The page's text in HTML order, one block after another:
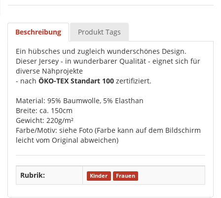
Beschreibung Produkt Tags
Ein hübsches und zugleich wunderschönes Design.
Dieser Jersey - in wunderbarer Qualität - eignet sich für
diverse Nähprojekte
- nach ÖKO-TEX Standart 100 zertifiziert.
Material: 95% Baumwolle, 5% Elasthan
Breite: ca. 150cm
Gewicht: 220g/m²
Farbe/Motiv: siehe Foto (Farbe kann auf dem Bildschirm
leicht vom Original abweichen)
Rubrik: Kinder Frauen